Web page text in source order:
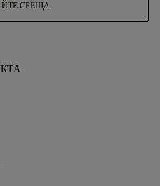
СРЕЩА